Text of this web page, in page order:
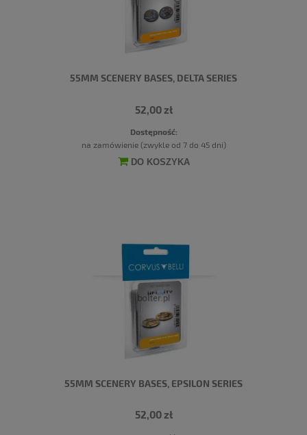
55MM SCENERY BASES, DELTA SERIES
52,00 zł
Dostępność:
na zamówienie (zwykle od 7 do 45 dni)
DO KOSZYKA
55MM SCENERY BASES, EPSILON SERIES
52,00 zł